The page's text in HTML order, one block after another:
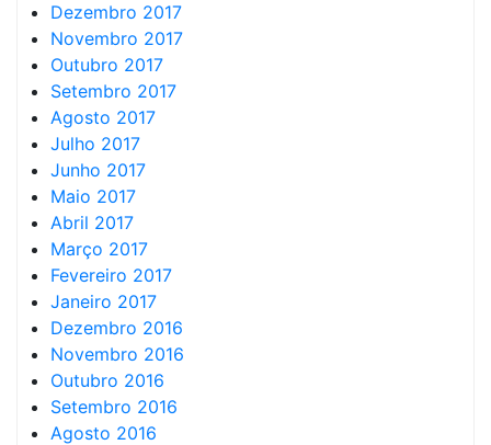
Dezembro 2017
Novembro 2017
Outubro 2017
Setembro 2017
Agosto 2017
Julho 2017
Junho 2017
Maio 2017
Abril 2017
Março 2017
Fevereiro 2017
Janeiro 2017
Dezembro 2016
Novembro 2016
Outubro 2016
Setembro 2016
Agosto 2016